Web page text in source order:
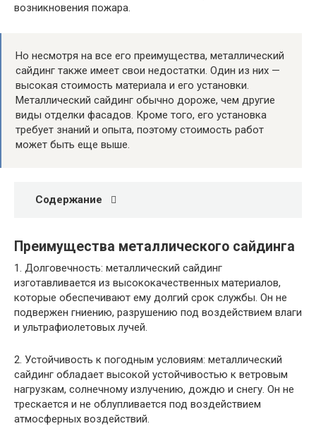
возникновения пожара.
Но несмотря на все его преимущества, металлический
сайдинг также имеет свои недостатки. Один из них —
высокая стоимость материала и его установки.
Металлический сайдинг обычно дороже, чем другие
виды отделки фасадов. Кроме того, его установка
требует знаний и опыта, поэтому стоимость работ
может быть еще выше.
Содержание
Преимущества металлического сайдинга
1. Долговечность: металлический сайдинг
изготавливается из высококачественных материалов,
которые обеспечивают ему долгий срок службы. Он не
подвержен гниению, разрушению под воздействием влаги
и ультрафиолетовых лучей.
2. Устойчивость к погодным условиям: металлический
сайдинг обладает высокой устойчивостью к ветровым
нагрузкам, солнечному излучению, дождю и снегу. Он не
трескается и не облупливается под воздействием
атмосферных воздействий.